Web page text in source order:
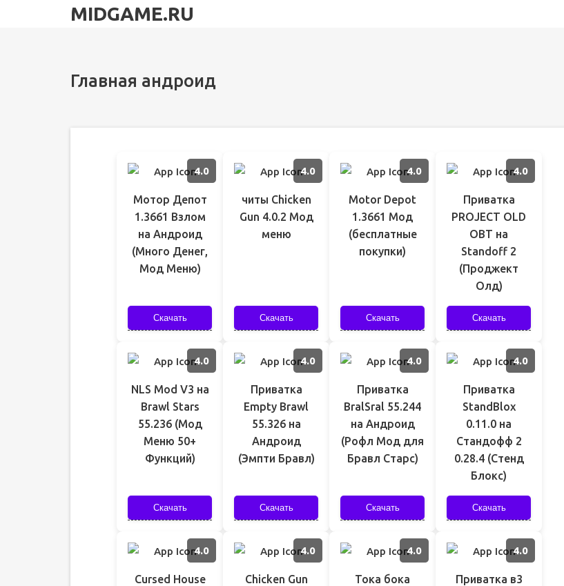
MIDGAME.RU
Главная андроид
4.0
Мотор Депот
1.3661 Взлом
на Андроид
(Много Денег,
Мод Меню)
Скачать
4.0
читы Chicken
Gun 4.0.2 Мод
меню
Скачать
4.0
Motor Depot
1.3661 Мод
(бесплатные
покупки)
Скачать
4.0
Приватка
PROJECT OLD
OBT на
Standoff 2
(Проджект
Олд)
Скачать
4.0
NLS Mod V3 на
Brawl Stars
55.236 (Мод
Меню 50+
Функций)
Скачать
4.0
Приватка
Empty Brawl
55.326 на
Андроид
(Эмпти Бравл)
Скачать
4.0
Приватка
BralSral 55.244
на Андроид
(Рофл Мод для
Бравл Старс)
Скачать
4.0
Приватка
StandBlox
0.11.0 на
Стандофф 2
0.28.4 (Стенд
Блокс)
Скачать
4.0
Cursed House
4.0
Chicken Gun
4.0
Тока бока
4.0
Приватка в3